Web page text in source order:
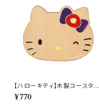
【ハローキティ】木製コースター
(ツバキ)【HK200】HK201-34
6
¥770